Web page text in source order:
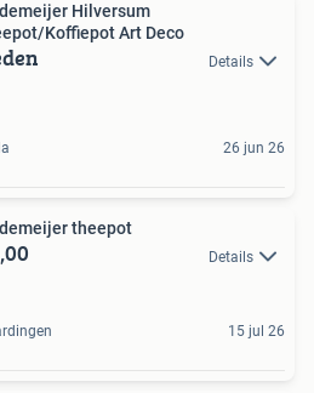
Hilversum
Koffiepot Art Deco
Details
26 jun 26
theepot
Details
15 jul 26